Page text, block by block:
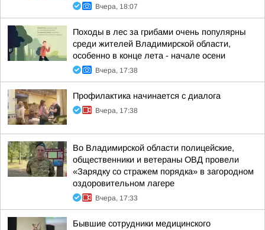
Вчера, 18:07
Походы в лес за грибами очень популярны
среди жителей Владимирской области,
особенно в конце лета - начале осени
Вчера, 17:38
Профилактика начинается с диалога
Вчера, 17:38
Во Владимирской области полицейские,
общественники и ветераны ОВД провели
«Зарядку со стражем порядка» в загородном
оздоровительном лагере
Вчера, 17:33
Бывшие сотрудники медицинского